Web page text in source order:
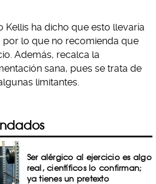
Kellis ha dicho que esto llevaría
lo que no recomienda que
Además, recalca la
sana, pues se trata de
limitantes.
Ser alérgico al ejercicio es algo
real, científicos lo confirman;
ya tienes un pretexto